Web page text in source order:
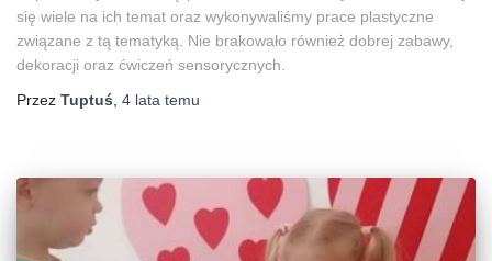
się wiele na ich temat oraz wykonywaliśmy prace plastyczne
związane z tą tematyką. Nie brakowało również dobrej zabawy,
dekoracji oraz ćwiczeń sensorycznych.
Przez Tuptuś, 4 lata temu